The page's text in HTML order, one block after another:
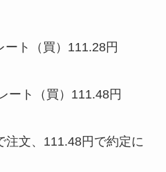
ート（買）111.28円
ート（買）111.48円
注文、111.48円で約定に